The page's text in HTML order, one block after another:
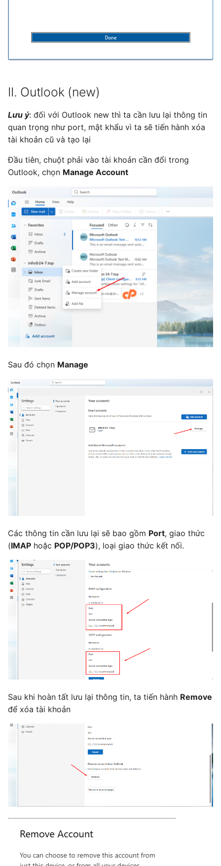
II. Outlook (new)
Lưu ý: đối với Outlook new thì ta cần lưu lại thông tin
quan trọng như port, mật khẩu vì ta sẽ tiến hành xóa
tài khoản cũ và tạo lại
Đầu tiên, chuột phải vào tài khoản cần đổi trong
Outlook, chọn Manage Account
Sau đó chọn Manage
Các thông tin cần lưu lại sẽ bao gồm Port, giao thức
(IMAP hoặc POP/POP3), loại giao thức kết nối.
Sau khi hoàn tất lưu lại thông tin, ta tiến hành Remove
để xóa tài khoản